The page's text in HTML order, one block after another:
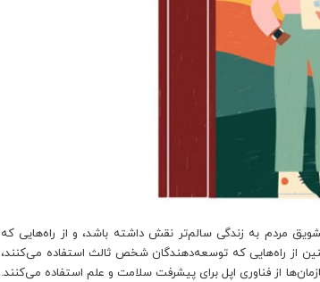
مردم به زندگی سالم‌تر نقش داشته باشد، و از راه‌هایی که
از راه‌هایی که توسعه‌دهندگان شخص ثالث استفاده می‌کنند،
از فناوری اپل برای پیشرفت سلامت و علم استفاده می‌کنند.